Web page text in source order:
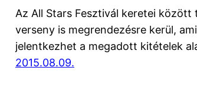
Az All Stars Fesztivál keretei között
verseny is megrendezésre kerül,
jelentkezhet a megadott kitételek
2015.08.09.